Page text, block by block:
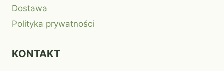
Dostawa
Polityka prywatności
KONTAKT